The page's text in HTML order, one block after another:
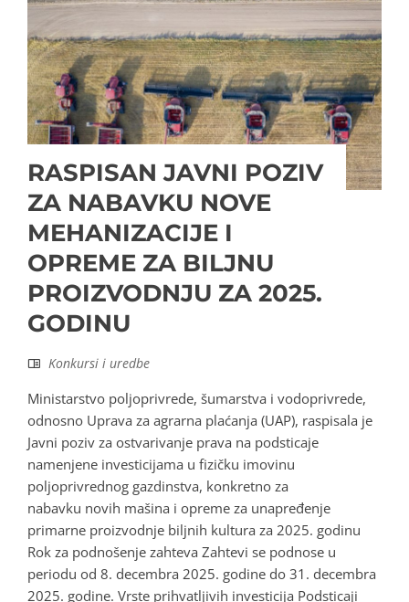
RASPISAN JAVNI POZIV
ZA NABAVKU NOVE
MEHANIZACIJE I
OPREME ZA BILJNU
PROIZVODNJU ZA 2025.
GODINU
Konkursi i uredbe
Ministarstvo poljoprivrede, šumarstva i vodoprivrede,
odnosno Uprava za agrarna plaćanja (UAP), raspisala je
Javni poziv za ostvarivanje prava na podsticaje
namenjene investicijama u fizičku imovinu
poljoprivrednog gazdinstva, konkretno za
nabavku novih mašina i opreme za unapređenje
primarne proizvodnje biljnih kultura za 2025. godinu
Rok za podnošenje zahteva Zahtevi se podnose u
periodu od 8. decembra 2025. godine do 31. decembra
2025. godine. Vrste prihvatljivih investicija Podsticaji